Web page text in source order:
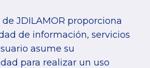
JDILAMOR proporciona
de información, servicios
asume su
para realizar un uso